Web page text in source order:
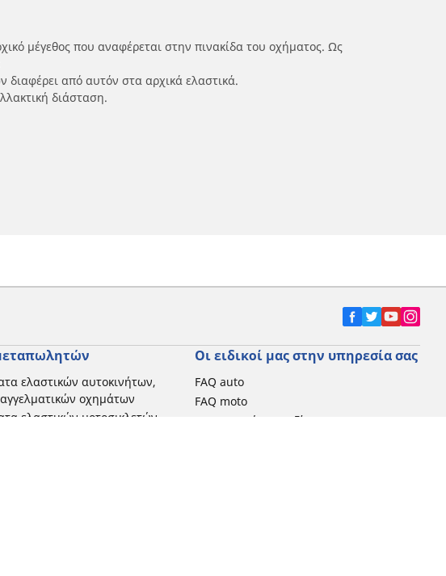
μέγεθος που αναφέρεται στην πινακίδα του οχήματος. Ως
διαφέρει από αυτόν στα αρχικά ελαστικά.
διάσταση.
ελαστικών αυτοκινήτων,
οχημάτων
ελαστικών μοτοσικλετών
Οι ειδικοί μας στην υπηρεσία σας
FAQ auto
FAQ moto
Επικοινωνήστε μαζί μας